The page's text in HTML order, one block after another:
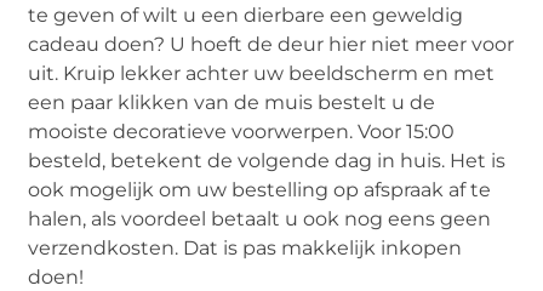
te geven of wilt u een dierbare een geweldig
cadeau doen? U hoeft de deur hier niet meer voor
uit. Kruip lekker achter uw beeldscherm en met
een paar klikken van de muis bestelt u de
mooiste decoratieve voorwerpen. Voor 15:00
besteld, betekent de volgende dag in huis. Het is
ook mogelijk om uw bestelling op afspraak af te
halen, als voordeel betaalt u ook nog eens geen
verzendkosten. Dat is pas makkelijk inkopen
doen!